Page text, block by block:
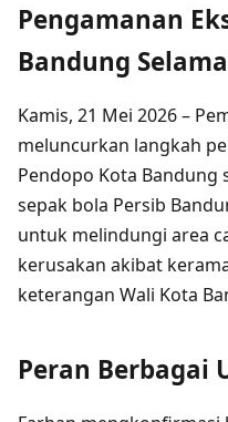
Pengamanan
Bandung
Kamis, 21 Mei 2026 –
meluncurkan langkah
Pendopo Kota Bandung
sepak bola Persib
untuk melindungi area
kerusakan akibat
keterangan Wali Kota
Peran Berbagai